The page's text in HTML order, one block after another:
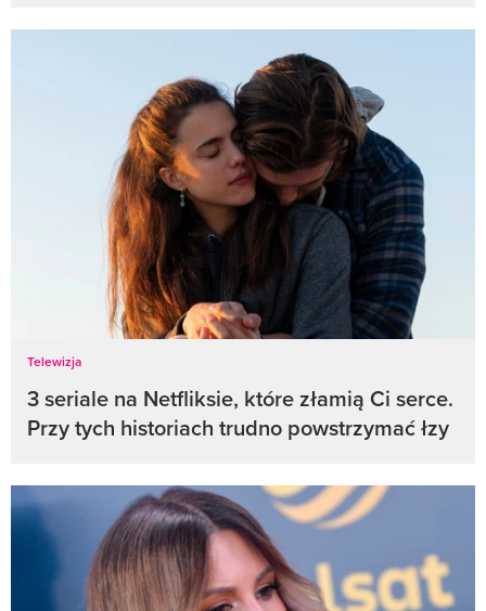
Telewizja
3 seriale na Netfliksie, które złamią Ci serce.
Przy tych historiach trudno powstrzymać łzy